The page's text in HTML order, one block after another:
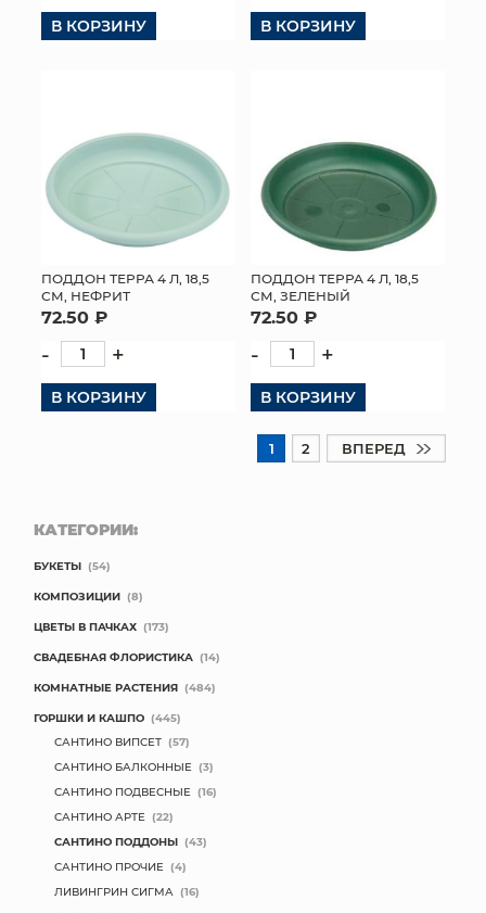
В КОРЗИНУ В КОРЗИНУ
ПОДДОН ТЕРРА 4 Л, 18,5
СМ, НЕФРИТ
72.50 ₽
- +
В КОРЗИНУ
ПОДДОН ТЕРРА 4 Л, 18,5
СМ, ЗЕЛЕНЫЙ
72.50 ₽
- +
В КОРЗИНУ
1 2 ВПЕРЕД
КАТЕГОРИИ:
БУКЕТЫ (54)
КОМПОЗИЦИИ (8)
ЦВЕТЫ В ПАЧКАХ (173)
СВАДЕБНАЯ ФЛОРИСТИКА (14)
КОМНАТНЫЕ РАСТЕНИЯ (484)
ГОРШКИ И КАШПО (445)
САНТИНО ВИПСЕТ (57)
САНТИНО БАЛКОННЫЕ (3)
САНТИНО ПОДВЕСНЫЕ (16)
САНТИНО АРТЕ (22)
САНТИНО ПОДДОНЫ (43)
САНТИНО ПРОЧИЕ (4)
ЛИВИНГРИН СИГМА (16)